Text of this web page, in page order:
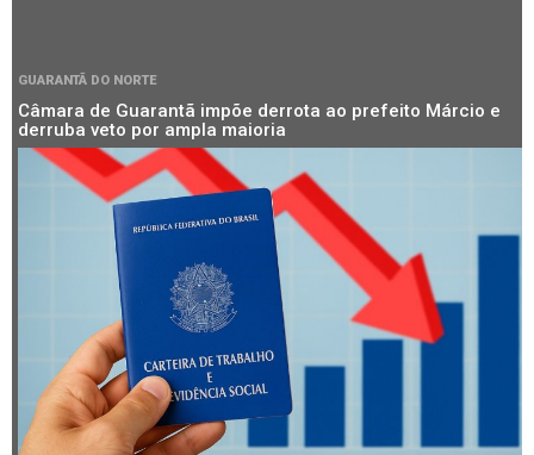
GUARANTÃ DO NORTE
Câmara de Guarantã impõe derrota ao prefeito Márcio e
derruba veto por ampla maioria